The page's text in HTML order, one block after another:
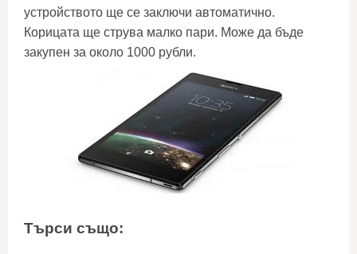
устройството ще се заключи автоматично.
Корицата ще струва малко пари. Може да бъде
закупен за около 1000 рубли.
Търси също: